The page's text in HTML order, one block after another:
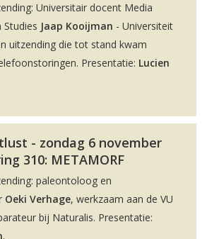
Universitair docent Media
Studies Jaap Kooijman - Universiteit
uitzending die tot stand kwam
Presentatie: Lucien
- zondag 6 november
310: METAMORF
paleontoloog en
Oeki Verhage, werkzaam aan de VU
bij Naturalis. Presentatie:
.